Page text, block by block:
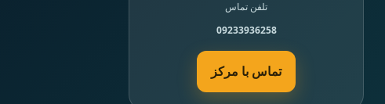
تلفن تماس
09233936258
تماس با مرکز